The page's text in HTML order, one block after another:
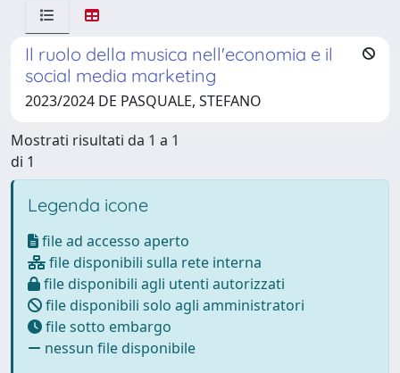
Il ruolo della musica nell'economia e il
social media marketing
2023/2024 DE PASQUALE, STEFANO
Mostrati risultati da 1 a 1
di 1
Legenda icone
file ad accesso aperto
file disponibili sulla rete interna
file disponibili agli utenti autorizzati
file disponibili solo agli amministratori
file sotto embargo
nessun file disponibile